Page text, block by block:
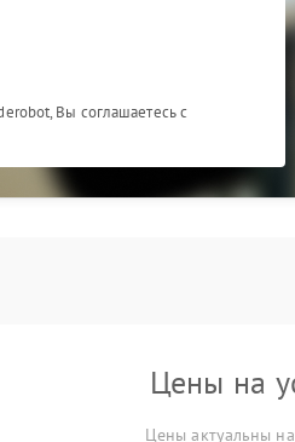
Вы соглашаетесь с
Цены на
Цены актуальны